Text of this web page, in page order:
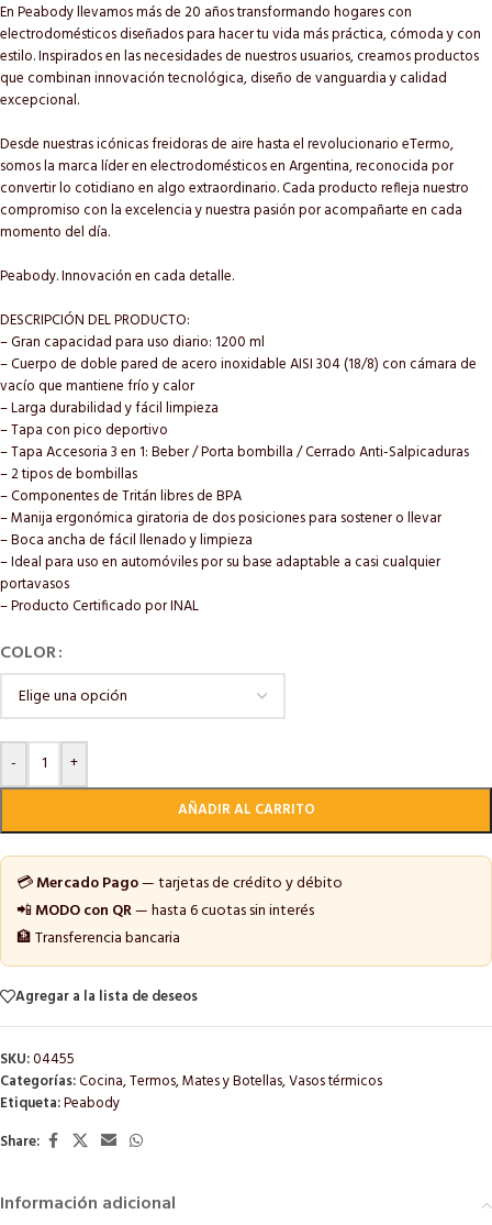
En Peabody llevamos más de 20 años transformando hogares con
electrodomésticos diseñados para hacer tu vida más práctica, cómoda y con
estilo. Inspirados en las necesidades de nuestros usuarios, creamos productos
que combinan innovación tecnológica, diseño de vanguardia y calidad
excepcional.
Desde nuestras icónicas freidoras de aire hasta el revolucionario eTermo,
somos la marca líder en electrodomésticos en Argentina, reconocida por
convertir lo cotidiano en algo extraordinario. Cada producto refleja nuestro
compromiso con la excelencia y nuestra pasión por acompañarte en cada
momento del día.
Peabody. Innovación en cada detalle.
DESCRIPCIÓN DEL PRODUCTO:
– Gran capacidad para uso diario: 1200 ml
– Cuerpo de doble pared de acero inoxidable AISI 304 (18/8) con cámara de
vacío que mantiene frío y calor
– Larga durabilidad y fácil limpieza
– Tapa con pico deportivo
– Tapa Accesoria 3 en 1: Beber / Porta bombilla / Cerrado Anti-Salpicaduras
– 2 tipos de bombillas
– Componentes de Tritán libres de BPA
– Manija ergonómica giratoria de dos posiciones para sostener o llevar
– Boca ancha de fácil llenado y limpieza
– Ideal para uso en automóviles por su base adaptable a casi cualquier
portavasos
– Producto Certificado por INAL
COLOR
-
+
AÑADIR AL CARRITO
💳Mercado Pago— tarjetas de crédito y débito
📲MODO con QR— hasta 6 cuotas sin interés
🏦 Transferencia bancaria
Agregar a la lista de deseos
SKU:04455
Categorías:Cocina,Termos, Mates y Botellas,Vasos térmicos
Etiqueta:Peabody
Share:
Información adicional